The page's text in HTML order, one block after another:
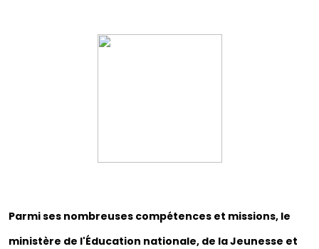
Parmi ses nombreuses compétences et missions, le
ministère de l'Éducation nationale, de la Jeunesse et